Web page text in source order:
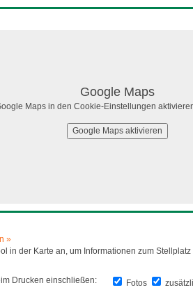
Google Maps
Maps in den Cookie-Einstellungen
Google Maps aktivieren
»
in der Karte an, um Informationen zum
Drucken einschließen: Fotos